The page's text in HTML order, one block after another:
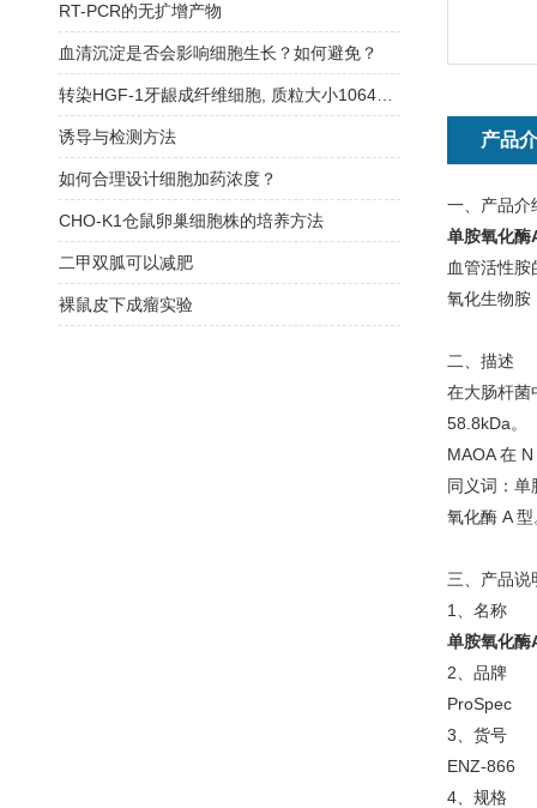
产品
一、产品介
单胺氧化酶
血管活性
氧化生物胺
二、描述
在大肠杆菌
58.8kDa。
MAOA 在
同义词：单
氧化酶 A 型
三、产品说
1、名称
单胺氧化酶
2、品牌
ProSpec
3、货号
ENZ-866
4、规格
RT-PCR的无扩增产物
血清沉淀是否会影响细胞生长？如何避免？
诱导与检测方法
如何合理设计细胞加药浓度？
CHO-K1仓鼠卵巢细胞株的培养方法
二甲双胍可以减肥
裸鼠皮下成瘤实验